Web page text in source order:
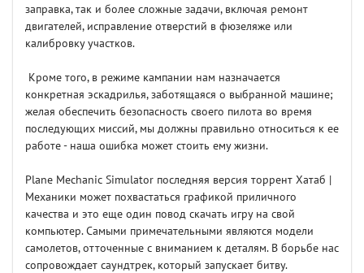
заправка, так и более сложные задачи, включая ремонт
двигателей, исправление отверстий в фюзеляже или
калибровку участков.
Кроме того, в режиме кампании нам назначается
конкретная эскадрилья, заботящаяся о выбранной машине;
желая обеспечить безопасность своего пилота во время
последующих миссий, мы должны правильно относиться к ее
работе - наша ошибка может стоить ему жизни.
Plane Mechanic Simulator последняя версия торрент Хатаб |
Механики может похвастаться графикой приличного
качества и это еще один повод скачать игру на свой
компьютер. Самыми примечательными являются модели
самолетов, отточенные с вниманием к деталям. В борьбе нас
сопровождает саундтрек, который запускает битву.